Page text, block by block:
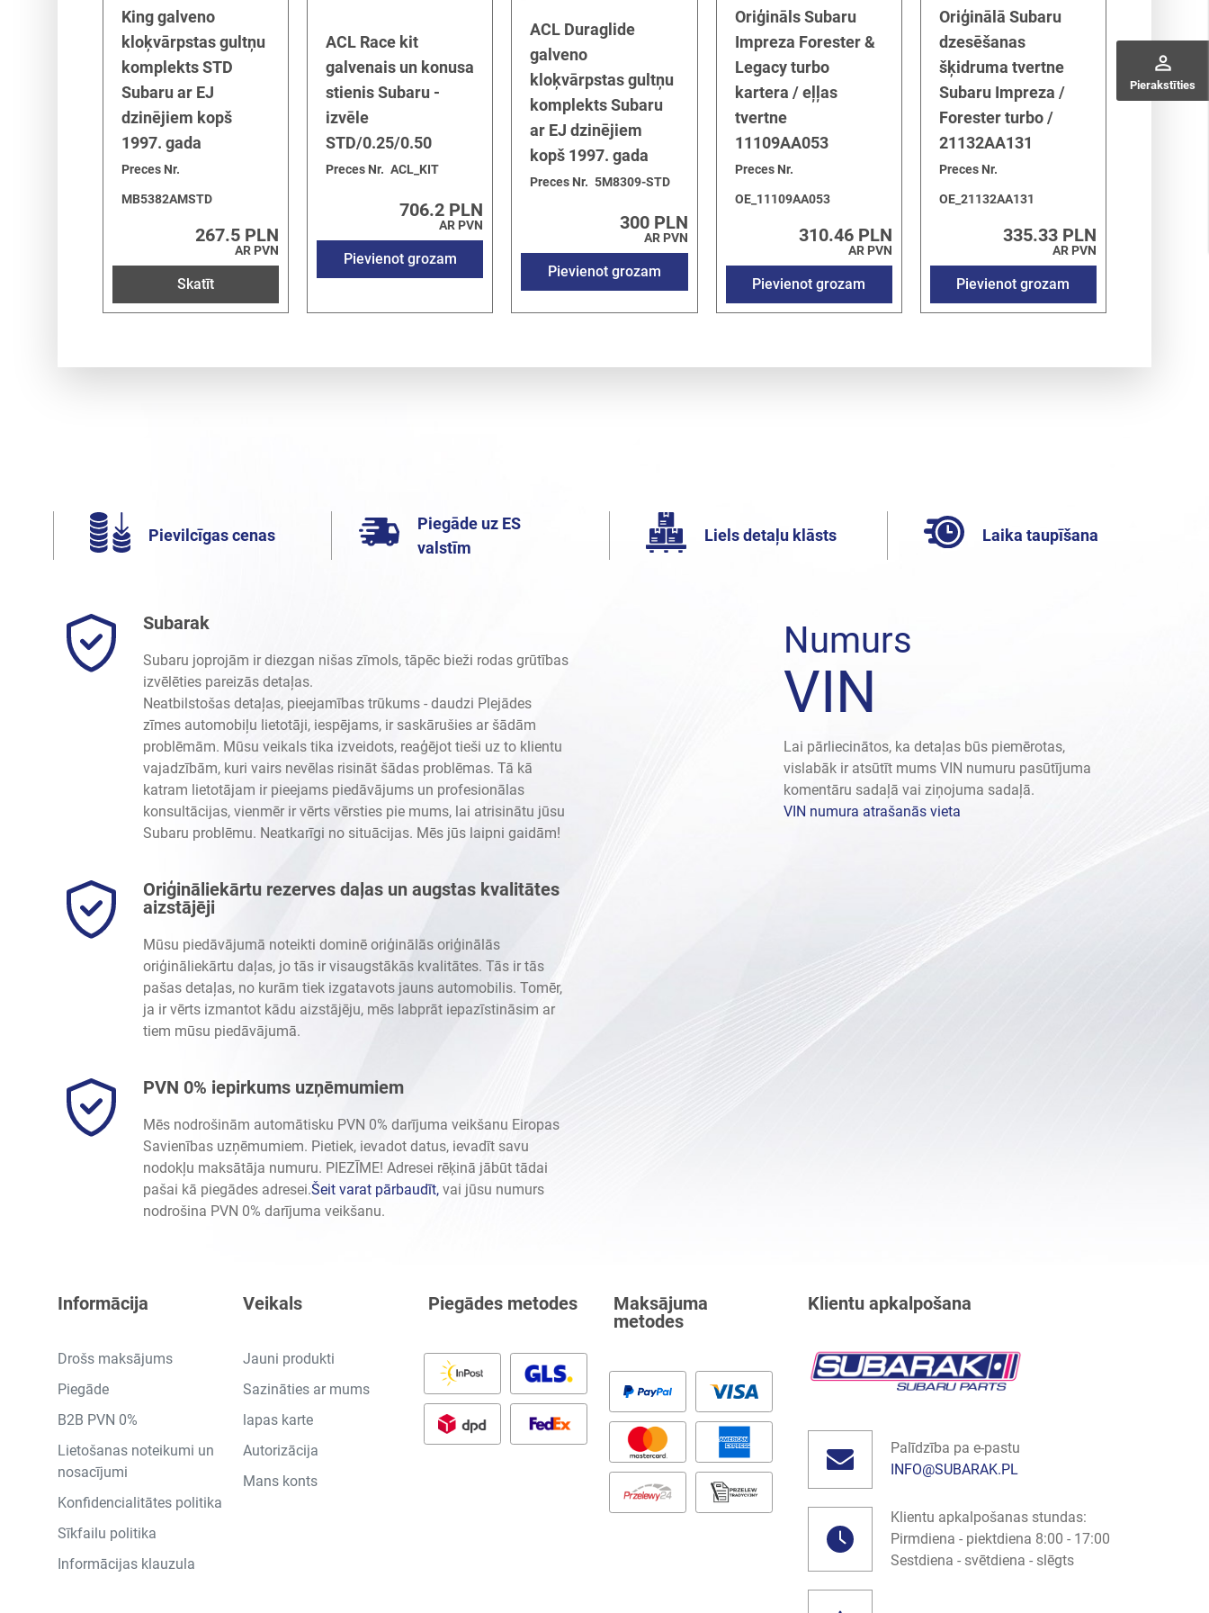
perm_identity
Pierakstīties
King galveno
kloķvārpstas gultņu
komplekts STD
Subaru ar EJ
dzinējiem kopš
1997. gada
Preces Nr.
MB5382AMSTD
267.5 PLN
AR PVN
Skatīt
ACL Race kit
galvenais un konusa
stienis Subaru -
izvēle
STD/0.25/0.50
Preces Nr. ACL_KIT
706.2 PLN
AR PVN
Pievienot grozam
ACL Duraglide
galveno
kloķvārpstas gultņu
komplekts Subaru
ar EJ dzinējiem
kopš 1997. gada
Preces Nr. 5M8309-STD
300 PLN
AR PVN
Pievienot grozam
Oriģināls Subaru
Impreza Forester &
Legacy turbo
kartera / eļļas
tvertne
11109AA053
Preces Nr.
OE_11109AA053
310.46 PLN
AR PVN
Pievienot grozam
Oriģinālā Subaru
dzesēšanas
šķidruma tvertne
Subaru Impreza /
Forester turbo /
21132AA131
Preces Nr.
OE_21132AA131
335.33 PLN
AR PVN
Pievienot grozam
Pievilcīgas cenas
Piegāde uz ES
valstīm
Liels detaļu klāsts Laika taupīšana
Subarak
Subaru joprojām ir diezgan nišas zīmols, tāpēc bieži rodas grūtības
izvēlēties pareizās detaļas.
Neatbilstošas detaļas, pieejamības trūkums - daudzi Plejādes
zīmes automobiļu lietotāji, iespējams, ir saskārušies ar šādām
problēmām. Mūsu veikals tika izveidots, reaģējot tieši uz to klientu
vajadzībām, kuri vairs nevēlas risināt šādas problēmas. Tā kā
katram lietotājam ir pieejams piedāvājums un profesionālas
konsultācijas, vienmēr ir vērts vērsties pie mums, lai atrisinātu jūsu
Subaru problēmu. Neatkarīgi no situācijas. Mēs jūs laipni gaidām!
Oriģināliekārtu rezerves daļas un augstas kvalitātes
aizstājēji
Mūsu piedāvājumā noteikti dominē oriģinālās oriģinālās
oriģināliekārtu daļas, jo tās ir visaugstākās kvalitātes. Tās ir tās
pašas detaļas, no kurām tiek izgatavots jauns automobilis. Tomēr,
ja ir vērts izmantot kādu aizstājēju, mēs labprāt iepazīstināsim ar
tiem mūsu piedāvājumā.
PVN 0% iepirkums uzņēmumiem
Mēs nodrošinām automātisku PVN 0% darījuma veikšanu Eiropas
Savienības uzņēmumiem. Pietiek, ievadot datus, ievadīt savu
nodokļu maksātāja numuru. PIEZĪME! Adresei rēķinā jābūt tādai
pašai kā piegādes adresei.Šeit varat pārbaudīt, vai jūsu numurs
nodrošina PVN 0% darījuma veikšanu.
Numurs
VIN
Lai pārliecinātos, ka detaļas būs piemērotas,
vislabāk ir atsūtīt mums VIN numuru pasūtījuma
komentāru sadaļā vai ziņojuma sadaļā.
VIN numura atrašanās vieta
Informācija
Drošs maksājums
Piegāde
B2B PVN 0%
Lietošanas noteikumi un
nosacījumi
Konfidencialitātes politika
Sīkfailu politika
Informācijas klauzula
Veikals
Jauni produkti
Sazināties ar mums
lapas karte
Autorizācija
Mans konts
Piegādes metodes
Maksājuma
metodes
Klientu apkalpošana
Palīdzība pa e-pastu
INFO@SUBARAK.PL
Klientu apkalpošanas stundas:
Pirmdiena - piektdiena 8:00 - 17:00
Sestdiena - svētdiena - slēgts